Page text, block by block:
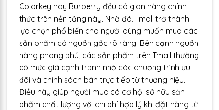
Colorkey hay Burberry đều có gian hàng chính
thức trên nền tảng này. Nhờ đó, Tmall trở thành
lựa chọn phổ biến cho người dùng muốn mua các
sản phẩm có nguồn gốc rõ ràng. Bên cạnh nguồn
hàng phong phú, các sản phẩm trên Tmall thường
có mức giá cạnh tranh nhờ các chương trình ưu
đãi và chính sách bán trực tiếp từ thương hiệu.
Điều này giúp người mua có cơ hội sở hữu sản
phẩm chất lượng với chi phí hợp lý khi đặt hàng từ